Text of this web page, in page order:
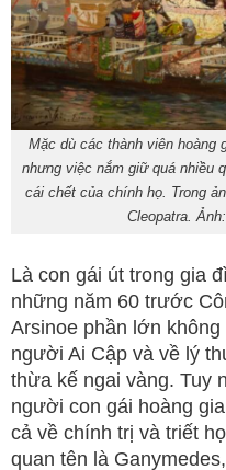
Mặc dù các thành viên hoàng
nhưng việc nắm giữ quá nhiều
cái chết của chính họ. Trong
Cleopatra.
Là con gái út trong gia
những năm 60 trước
Arsinoe phần lớn
người Ai Cập và về lý
thừa kế ngai vàng. Tuy
người con gái hoàng
cả về chính trị và triết
quan tên là